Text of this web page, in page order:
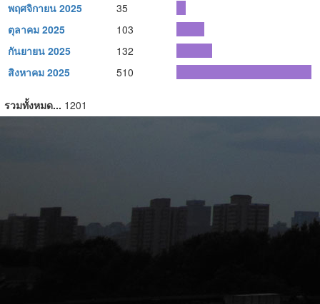
พฤศจิกายน 2025
35
ตุลาคม 2025
103
กันยายน 2025
132
สิงหาคม 2025
510
รวมทั้งหมด... 1201